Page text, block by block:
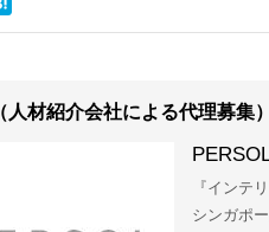
人材紹介会社による代理募集）
『インテ
シンガポ